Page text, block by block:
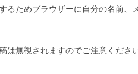
るためブラウザーに自分の名前、
は無視されますのでご注意くださ